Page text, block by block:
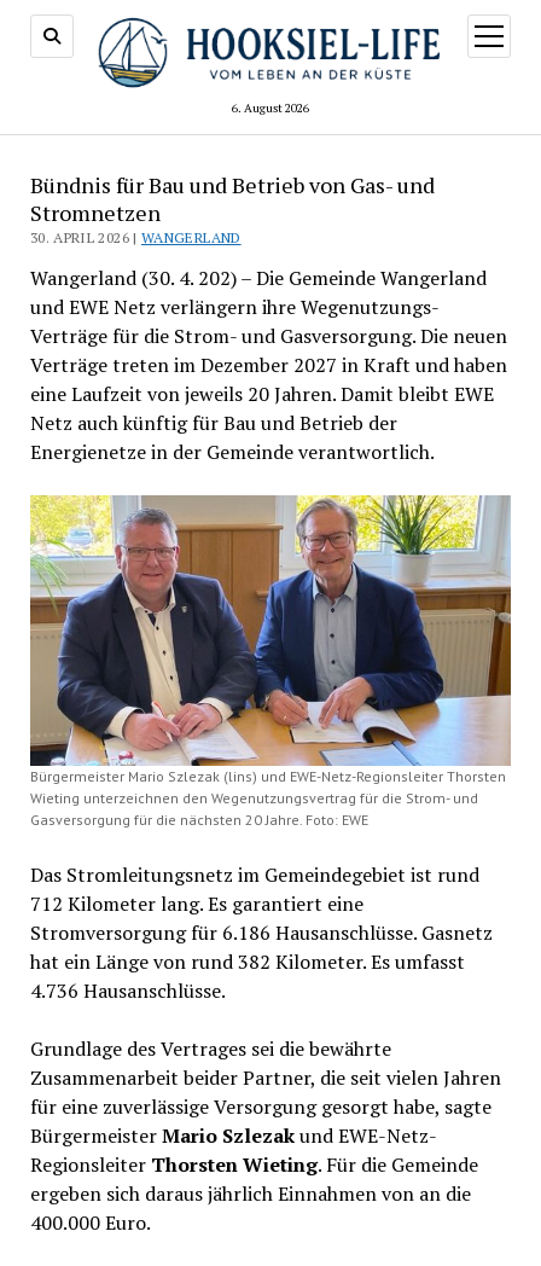
6. August 2026
Menü
öffnen
Bündnis für Bau und Betrieb von Gas- und
Stromnetzen
30. APRIL 2026 |WANGERLAND
Wangerland (30. 4. 202) – Die Gemeinde Wangerland
und EWE Netz verlängern ihre Wegenutzungs-
Verträge für die Strom- und Gasversorgung. Die neuen
Verträge treten im Dezember 2027 in Kraft und haben
eine Laufzeit von jeweils 20 Jahren. Damit bleibt EWE
Netz auch künftig für Bau und Betrieb der
Energienetze in der Gemeinde verantwortlich.
Bürgermeister Mario Szlezak (lins) und EWE-Netz-Regionsleiter Thorsten
Wieting unterzeichnen den Wegenutzungsvertrag für die Strom- und
Gasversorgung für die nächsten 20 Jahre. Foto: EWE
Das Stromleitungsnetz im Gemeindegebiet ist rund
712 Kilometer lang. Es garantiert eine
Stromversorgung für 6.186 Hausanschlüsse. Gasnetz
hat ein Länge von rund 382 Kilometer. Es umfasst
4.736 Hausanschlüsse.
Grundlage des Vertrages sei die bewährte
Zusammenarbeit beider Partner, die seit vielen Jahren
für eine zuverlässige Versorgung gesorgt habe, sagte
BürgermeisterMario Szlezakund EWE-Netz-
Regionsleiter Thorsten Wieting. Für die Gemeinde
ergeben sich daraus jährlich Einnahmen von an die
400.000 Euro.